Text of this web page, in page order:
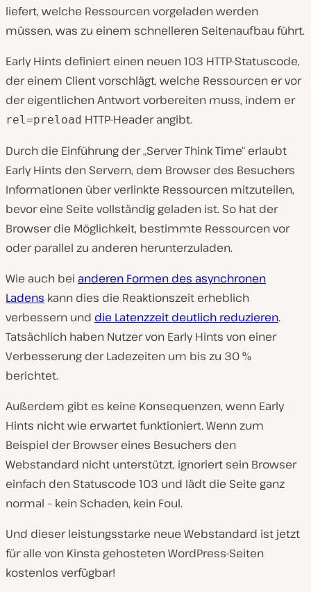
liefert, welche Ressourcen vorgeladen werden
müssen, was zu einem schnelleren Seitenaufbau führt.
Early Hints definiert einen neuen 103 HTTP-Statuscode,
der einem Client vorschlägt, welche Ressourcen er vor
der eigentlichen Antwort vorbereiten muss, indem er
rel=preload HTTP-Header angibt.
Durch die Einführung der „Server Think Time“ erlaubt
Early Hints den Servern, dem Browser des Besuchers
Informationen über verlinkte Ressourcen mitzuteilen,
bevor eine Seite vollständig geladen ist. So hat der
Browser die Möglichkeit, bestimmte Ressourcen vor
oder parallel zu anderen herunterzuladen.
Wie auch bei anderen Formen des asynchronen
Ladens kann dies die Reaktionszeit erheblich
verbessern und die Latenzzeit deutlich reduzieren.
Tatsächlich haben Nutzer von Early Hints von einer
Verbesserung der Ladezeiten um bis zu 30 %
berichtet.
Außerdem gibt es keine Konsequenzen, wenn Early
Hints nicht wie erwartet funktioniert. Wenn zum
Beispiel der Browser eines Besuchers den
Webstandard nicht unterstützt, ignoriert sein Browser
einfach den Statuscode 103 und lädt die Seite ganz
normal – kein Schaden, kein Foul.
Und dieser leistungsstarke neue Webstandard ist jetzt
für alle von Kinsta gehosteten WordPress-Seiten
kostenlos verfügbar!